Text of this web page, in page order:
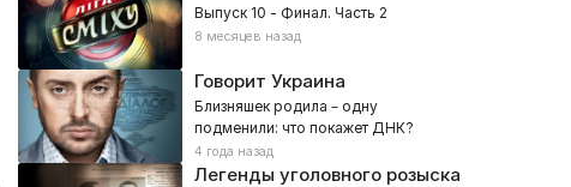
Выпуск 10 - Финал. Часть 2
8 месяцев назад
Говорит Украина
Близняшек родила – одну
подменили: что покажет ДНК?
4 года назад
Легенды уголовного розыска